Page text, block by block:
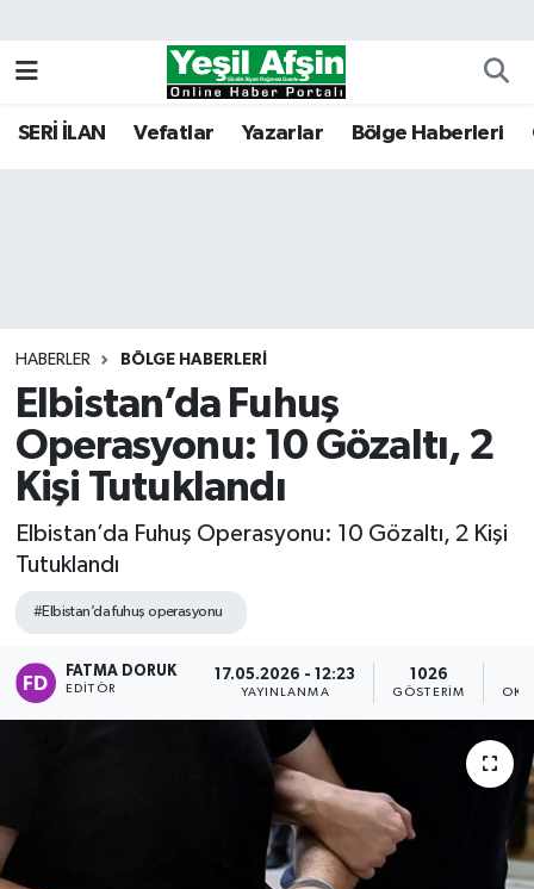
SERİ İLAN Vefatlar Yazarlar Bölge Haberleri
HABERLER BÖLGE HABERLERI
Elbistan’da Fuhuş
Operasyonu: 10 Gözaltı, 2
Kişi Tutuklandı
Elbistan’da Fuhuş Operasyonu: 10 Gözaltı, 2 Kişi
Tutuklandı
#Elbistan’da fuhuş operasyonu
FATMA DORUK
EDITÖR
17.05.2026 - 12:23
YAYINLANMA
1026
GÖSTERIM
Kahramanmaraş Nöbetçi Eczaneler
Tüm Manşetler
Son Dakika Haberleri